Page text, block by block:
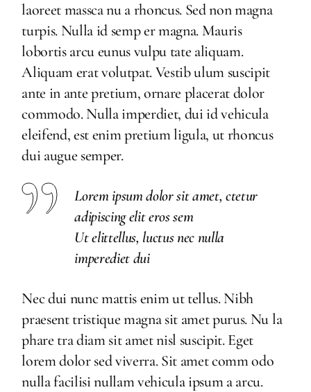
laoreet massca nu a rhoncus. Sed non magna
turpis. Nulla id semp er magna. Mauris
lobortis arcu eunus vulpu tate aliquam.
Aliquam erat volutpat. Vestib ulum suscipit
ante in ante pretium, ornare placerat dolor
commodo. Nulla imperdiet, dui id vehicula
eleifend, est enim pretium ligula, ut rhoncus
dui augue semper.
Lorem ipsum dolor sit amet, ctetur
adipiscing elit eros sem
Ut elittellus, luctus nec nulla
imperediet dui
Nec dui nunc mattis enim ut tellus. Nibh
praesent tristique magna sit amet purus. Nu la
phare tra diam sit amet nisl suscipit. Eget
lorem dolor sed viverra. Sit amet comm odo
nulla facilisi nullam vehicula ipsum a arcu.